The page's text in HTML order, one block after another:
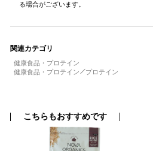
る場合がございます。
関連カテゴリ
健康食品・プロテイン
健康食品・プロテイン
プロテイン
こちらもおすすめです